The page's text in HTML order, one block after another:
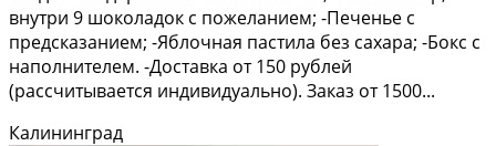
внутри 9 шоколадок с пожеланием; -Печенье с
предсказанием; -Яблочная пастила без сахара; -Бокс с
наполнителем. -Доставка от 150 рублей
(рассчитывается индивидуально). Заказ от 1500...
Калининград